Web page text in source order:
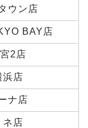
ウン店
BAY店
2店
浜店
ナ店
ネ店